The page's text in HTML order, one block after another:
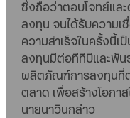
ซึ่งถือว่าตอบโจทย์แล
ลงทุน จนได้รับความ
ความสำเร็จในครั้งนี้
ลงทุนมีต่อทีทีบีและพั
ผลิตภัณฑ์การลงทุนที่
ตลาด เพื่อสร้างโอกา
นายนาวินกล่าว